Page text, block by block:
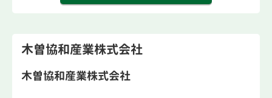
木曽協和産業株式会社
木曽協和産業株式会社